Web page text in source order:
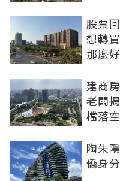
股票
想轉
那麼
建商
老闆
檔落空
陶朱
僑身